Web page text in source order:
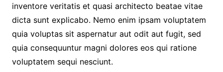
inventore veritatis et quasi architecto beatae vitae
dicta sunt explicabo. Nemo enim ipsam voluptatem
quia voluptas sit aspernatur aut odit aut fugit, sed
quia consequuntur magni dolores eos qui ratione
voluptatem sequi nesciunt.